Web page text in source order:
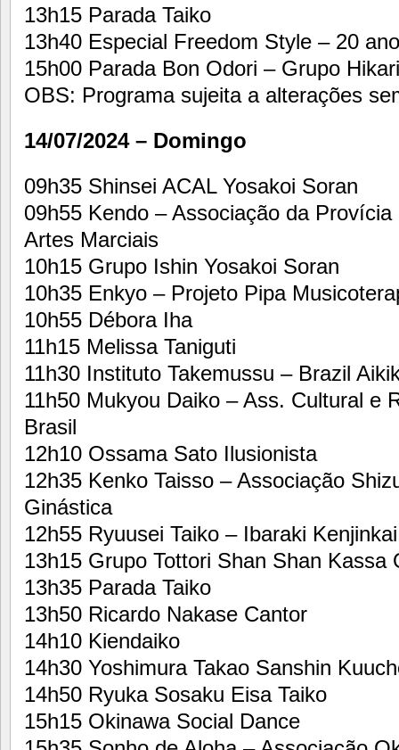
13h15 Parada Taiko
13h40 Especial Freedom Style – 20
15h00 Parada Bon Odori – Grupo
OBS: Programa sujeita a alterações
14/07/2024 – Domingo
09h35 Shinsei ACAL Yosakoi Soran
09h55 Kendo – Associação da
Artes Marciais
10h15 Grupo Ishin Yosakoi Soran
10h35 Enkyo – Projeto Pipa
10h55 Débora Iha
11h15 Melissa Taniguti
11h30 Instituto Takemussu – Brazil
11h50 Mukyou Daiko – Ass. Cultural e
Brasil
12h10 Ossama Sato Ilusionista
12h35 Kenko Taisso – Associação
Ginástica
12h55 Ryuusei Taiko – Ibaraki Kenjinkai
13h15 Grupo Tottori Shan Shan Kassa
13h35 Parada Taiko
13h50 Ricardo Nakase Cantor
14h10 Kiendaiko
14h30 Yoshimura Takao Sanshin
14h50 Ryuka Sosaku Eisa Taiko
15h15 Okinawa Social Dance